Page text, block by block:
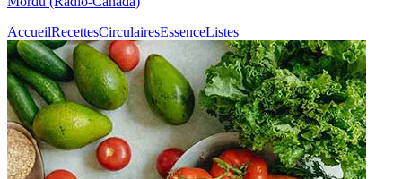
AccueilRecettesCirculairesEssenceListes